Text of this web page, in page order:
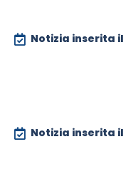
Notizia inserita il
Notizia inserita il